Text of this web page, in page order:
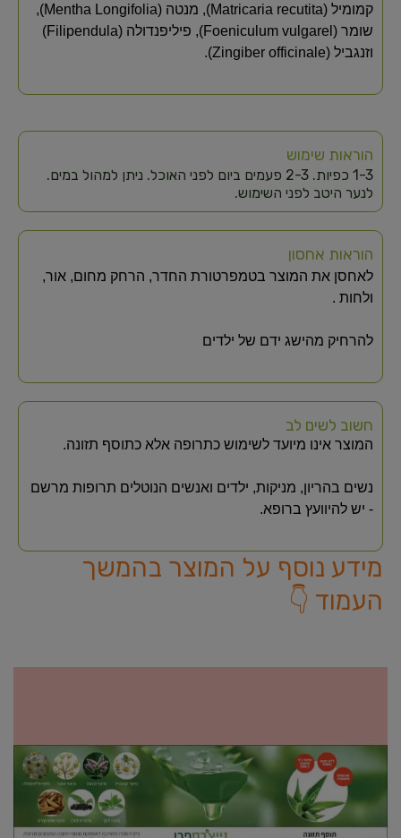
קמומיל (Matricaria recutita), מנטה (Mentha Longifolia),
שומר (Foeniculum vulgarel), פיליפנדולה (Filipendula)
וזנגביל (Zingiber officinale).
הוראות שימוש
1-3 כפיות. 2-3 פעמים ביום לפני האוכל. ניתן למהול במים.
לנער היטב לפני השימוש.
הוראות אחסון
לאחסן את המוצר בטמפרטורת החדר, הרחק מחום, אור,
ולחות .
להרחיק מהישג ידם של ילדים
חשוב לשים לב
המוצר אינו מיועד לשימוש כתרופה אלא כתוסף תזונה.
נשים בהריון, מניקות, ילדים ואנשים הנוטלים תרופות מרשם
- יש להיוועץ ברופא.
מידע נוסף על המוצר בהמשך
העמוד 👇